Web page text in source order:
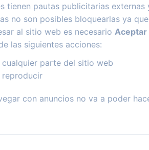
tienen pautas publicitarias externas
no son posibles bloquearlas ya
al sitio web es necesario Aceptar
las siguientes acciones:
parte del sitio web
con anuncios no va a poder